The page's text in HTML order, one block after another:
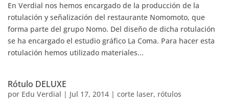
En Verdial nos hemos encargado de la producción de la
rotulación y señalización del restaurante Nomomoto, que
forma parte del grupo Nomo. Del diseño de dicha rotulación
se ha encargado el estudio gráfico La Coma. Para hacer esta
rotulación hemos utilizado materiales...
Rótulo DELUXE
por Edu Verdial | Jul 17, 2014 | corte laser, rótulos